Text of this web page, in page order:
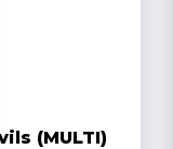
(MULTI)